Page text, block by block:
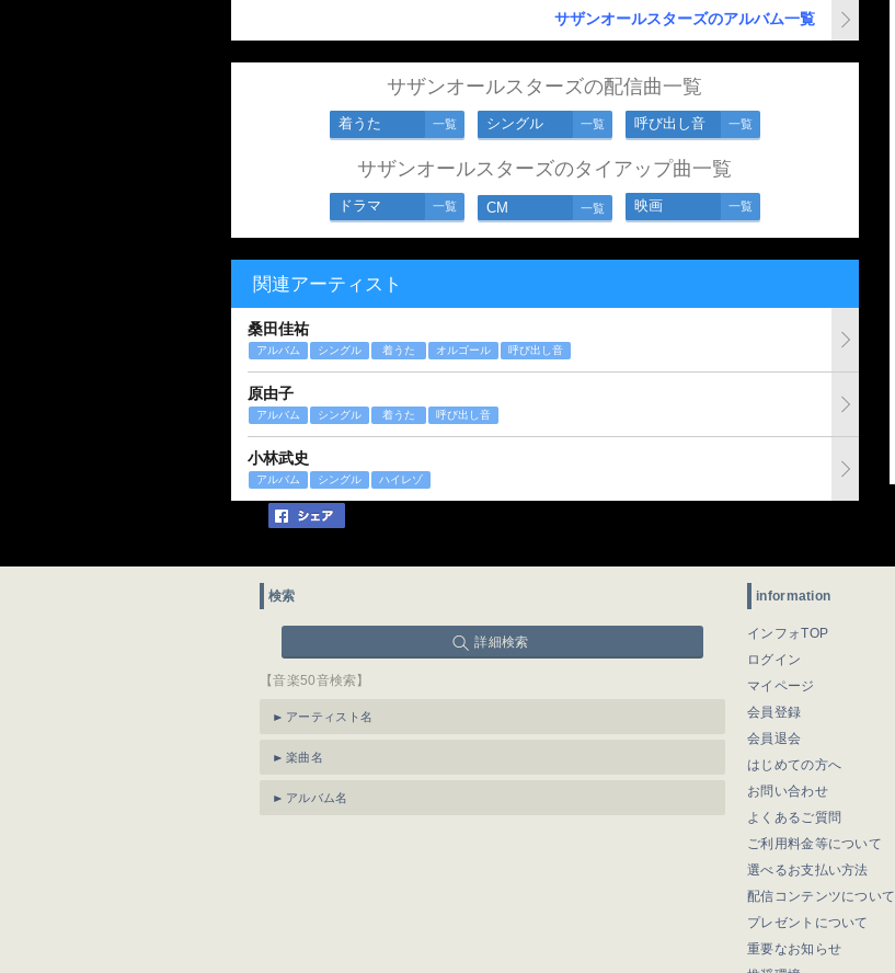
サザンオールスターズのアルバム一覧
サザンオールスターズの配信曲一覧
着うた 一覧 シングル 一覧 呼び出し音 一覧
サザンオールスターズのタイアップ曲一覧
ドラマ 一覧 CM 一覧 映画 一覧
関連アーティスト
桑田佳祐
アルバム シングル 着うた オルゴール 呼び出し音
原由子
アルバム シングル 着うた 呼び出し音
小林武史
アルバム シングル ハイレゾ
検索
詳細検索
【音楽50音検索】
アーティスト名
楽曲名
アルバム名
information
インフォTOP
ログイン
マイページ
会員登録
会員退会
はじめての方へ
お問い合わせ
よくあるご質問
ご利用料金等について
選べるお支払い方法
配信コンテンツについて
プレゼントについて
重要なお知らせ